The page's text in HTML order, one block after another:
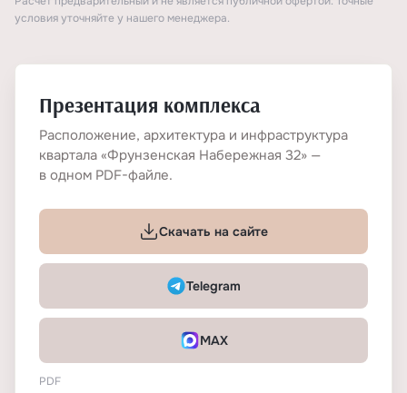
условия уточняйте у нашего менеджера.
Презентация комплекса
Расположение, архитектура и инфраструктура
квартала «Фрунзенская Набережная 32» —
в одном PDF-файле.
Скачать на сайте
Telegram
MAX
PDF